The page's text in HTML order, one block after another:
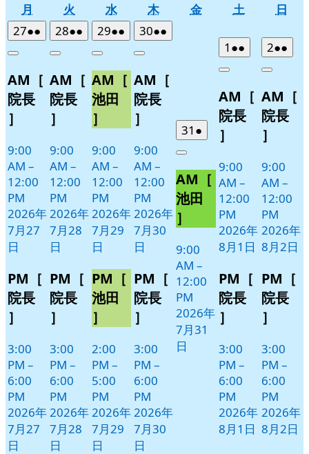
月
曜
日
火
曜
日
水水
曜
日
木木
曜
日
金金
土土
日
日
日
272026
年
月
27
日
●●
件
イ
ベ
ト)
Close
AM［
院長
］
9:00
AM –
12:00
PM
2026年
7月27
日
PM［
院長
］
3:00
PM –
6:00
PM
2026年
7月27
日
282026
年
月
28
日
●●
件
イ
ベ
ト)
Close
AM［
院長
］
9:00
AM –
12:00
PM
2026年
7月28
日
PM［
院長
］
3:00
PM –
6:00
PM
2026年
7月28
日
292026
年
月
29
日
●●
件
イ
ベ
ト)
Close
AM［
池田
］
9:00
AM –
12:00
PM
2026年
7月29
日
PM［
池田
］
2:00
PM –
5:00
PM
2026年
7月29
日
302026
年
月
30
日
●●
件
イ
Close
AM［
院長
］
9:00
AM –
12:00
PM
2026年
7月30
日
PM［
院長
］
3:00
PM –
6:00
PM
2026年
7月30
日
31 2026
年
月
31
日
●
件
イ
ベ
ト)
Close
AM［
池田
］
9:00
AM –
12:00
PM
2026年
7月31
日
1 2026
年
月
1
日
●●
件
イ
ベ
Close
AM［
院長
］
9:00
AM –
12:00
PM
2026年
8月1日
PM［
院長
］
3:00
PM –
6:00
PM
2026年
8月1日
22026
年
月
2
日
●●
件
イ
ベ
Close
AM［
院長
］
9:00
AM –
12:00
PM
2026年
8月2日
PM［
院長
］
3:00
PM –
6:00
PM
2026年
8月2日